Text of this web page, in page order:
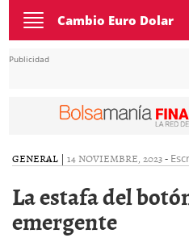
Toggle
navigation
Cambio Euro Dolar
Publicidad
GENERAL | 14 NOVIEMBRE, 2023-
La estafa del
emergente